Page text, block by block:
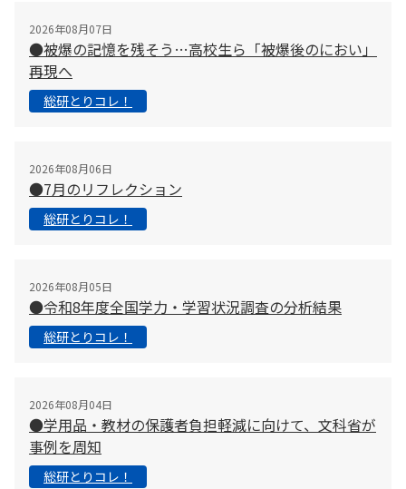
2026年08月07日
●被爆の記憶を残そう…高校生ら「被爆後のにおい」
再現へ
総研とりコレ！
2026年08月06日
●7月のリフレクション
総研とりコレ！
2026年08月05日
●令和8年度全国学力・学習状況調査の分析結果
総研とりコレ！
2026年08月04日
●学用品・教材の保護者負担軽減に向けて、文科省が
事例を周知
総研とりコレ！